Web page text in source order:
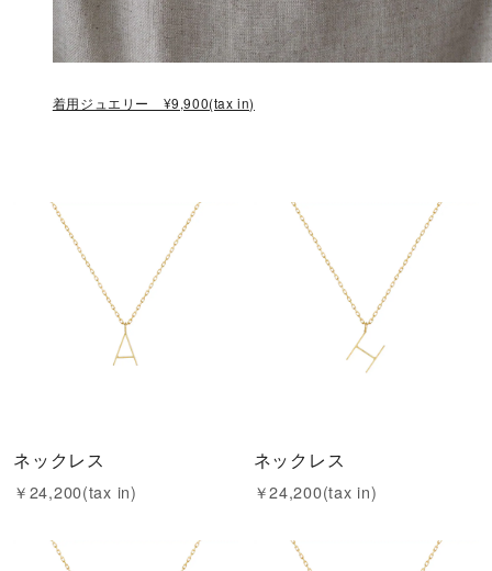
着用ジュエリー ¥9,900(tax in)
ネックレス
￥24,200(tax in)
ネックレス
￥24,200(tax in)